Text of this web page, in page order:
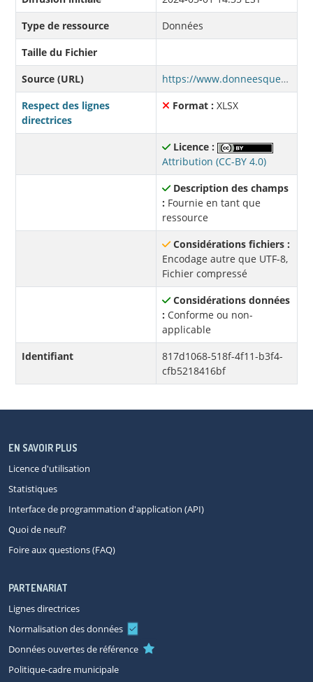
Type de ressource
Données
Taille du Fichier
Source (URL)
https://www.donneesquebec.ca/recherche/dataset/cdbc394b-8c24-4e34-8fc9-35b8b69408a7/resource/817d1068-518f-4f11-b3f4-cfb5218416bf/download/donnees-regroupees-2024.xlsx
Respect des lignes
directrices
Format : XLSX
Licence :
Attribution (CC-BY 4.0)
Description des champs
: Fournie en tant que
ressource
Considérations fichiers :
Encodage autre que UTF-8,
Fichier compressé
Considérations données
: Conforme ou non-
applicable
Identifiant
817d1068-518f-4f11-b3f4-
cfb5218416bf
EN SAVOIR PLUS
Licence d'utilisation
Statistiques
Interface de programmation d'application (API)
Quoi de neuf?
Foire aux questions (FAQ)
PARTENARIAT
Lignes directrices
Normalisation des données
Données ouvertes de référence
Politique-cadre municipale